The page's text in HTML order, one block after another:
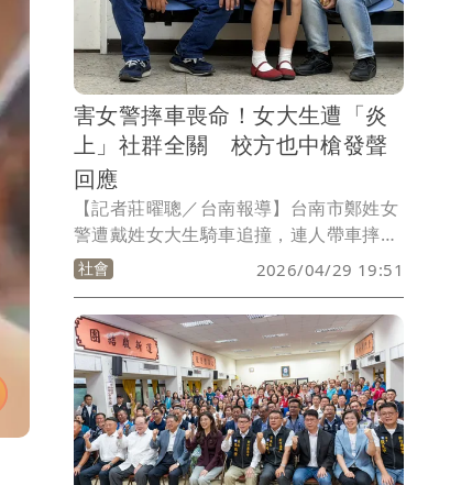
害女警摔車喪命！女大生遭「炎
上」社群全關 校方也中槍發聲
回應
【記者莊曜聰／台南報導】台南市鄭姓女
警遭戴姓女大生騎車追撞，連人帶車摔倒
慘遭遊覽車輾斃，從曝光的監視器畫面中
看到，女大生肇事後騎到路旁，沒關心鄭
女傷勢，只顧著查看新車有沒有受損，又
傳出她前晚玩通宵還騎車上路才釀禍，事
後在家人陪同相驗時，也未向鄭女家屬致
意或道歉，種種行徑被網友痛批「冷
血」，個人社群帳號也被肉搜到關帳，甚
至連就讀學校科系都被挖出，讓校方不得
不出面回應。
社會 2026/04/29 19:51